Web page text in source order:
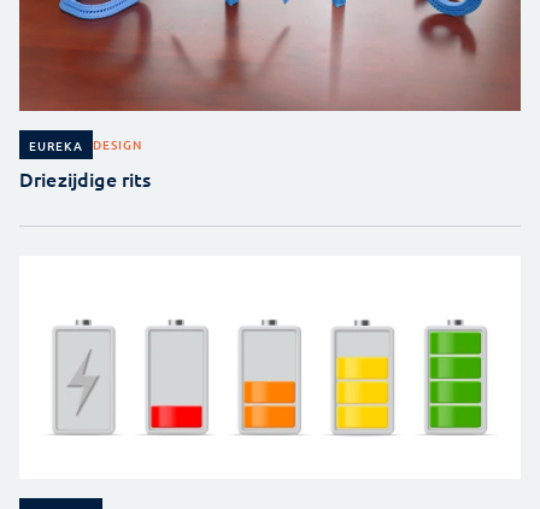
EUREKA DESIGN
Driezijdige rits